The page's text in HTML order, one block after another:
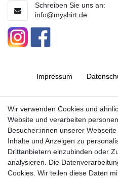
Schreiben Sie uns an:
info@myshirt.de
Impressum
Vertrag
Wir verwenden Cookies und
Website und verarbeiten
Besucher:innen unserer
Inhalte und Anzeigen zu
Drittanbietern einzubinden oder
analysieren. Die
Cookies. Wir teilen diese Daten